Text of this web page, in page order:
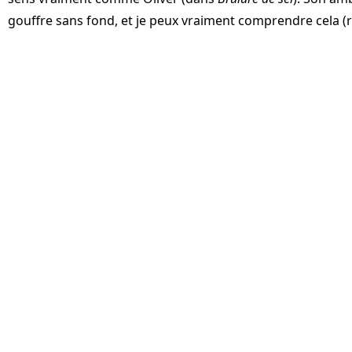
gouffre sans fond, et je peux vraiment comprendre cela